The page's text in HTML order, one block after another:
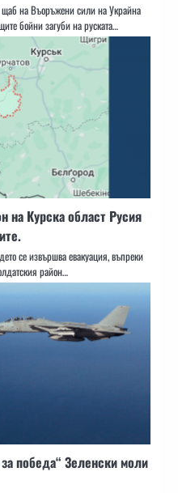
на Въоръжени сили на Украйна
бойни загуби на руската…
на Курска област Русия
се извършва евакуация, въпреки
район…
победа“ Зеленски моли